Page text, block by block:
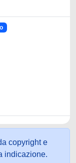
copyright e
indicazione.